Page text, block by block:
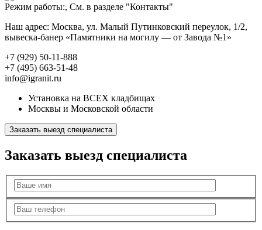
Режим работы:, См. в разделе "Контакты"
Наш адрес: Москва, ул. Малый Путинковский переулок, 1/2,
вывеска-банер «Памятники на могилу — от Завода №1»
+7 (929) 50-11-888
+7 (495) 663-51-48
info@igranit.ru
Установка на ВСЕХ кладбищах
Москвы и Московской области
Заказать выезд специалиста
Заказать выезд специалиста